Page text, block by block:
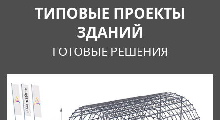
ТИПОВЫЕ ПРОЕКТЫ
ЗДАНИЙ
ГОТОВЫЕ РЕШЕНИЯ